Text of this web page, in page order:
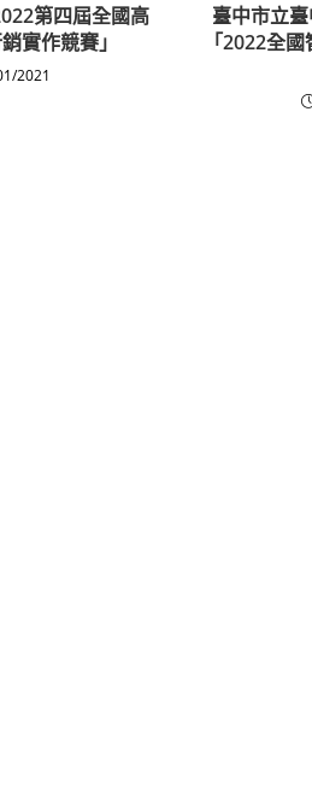
第四屆全國高
實作競賽」
2021
臺中市立
「2022全